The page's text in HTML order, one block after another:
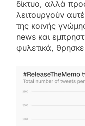
δίκτυο, αλλά
λειτουργούν
της κοινής
news και
φυλετικά,